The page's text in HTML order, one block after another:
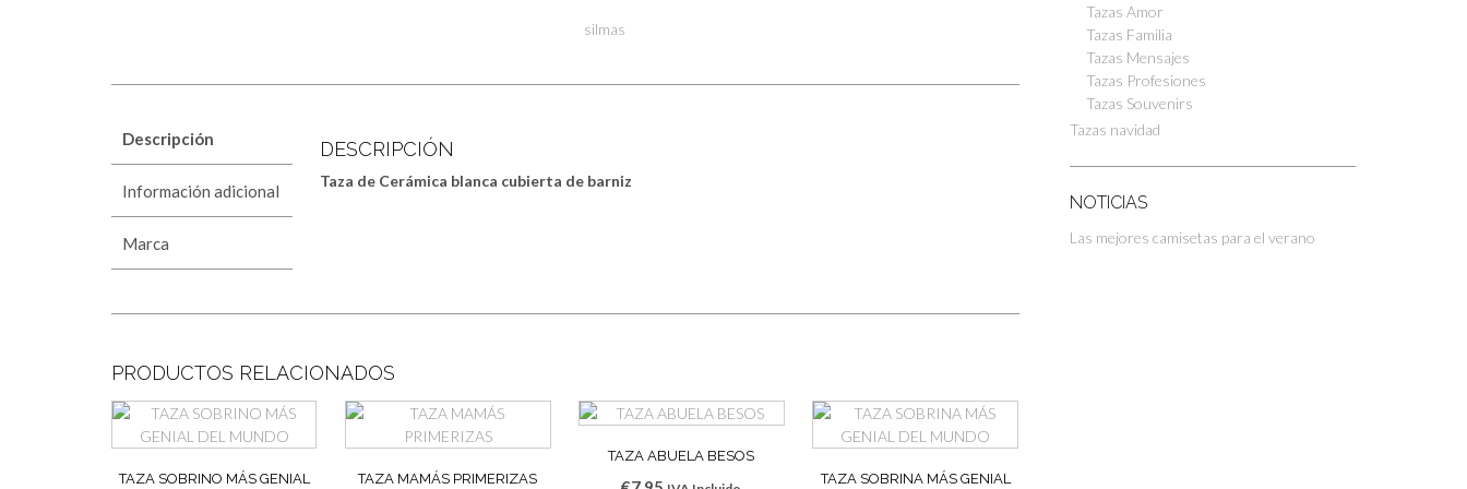
silmas
Descripción
Información adicional
Marca
DESCRIPCIÓN
Taza de Cerámica blanca cubierta de barniz
PRODUCTOS RELACIONADOS
TAZA SOBRINO MÁS GENIAL TAZA MAMÁS PRIMERIZAS
TAZA ABUELA BESOS
TAZA SOBRINA MÁS GENIAL
Tazas Amor
Tazas Familia
Tazas Mensajes
Tazas Profesiones
Tazas Souvenirs
Tazas navidad
NOTICIAS
Las mejores camisetas para el verano